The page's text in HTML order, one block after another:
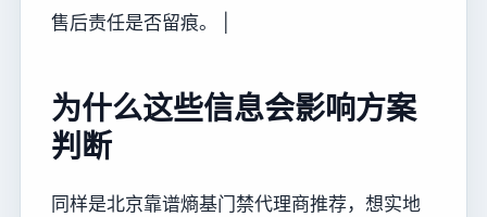
售后责任是否留痕。 |
为什么这些信息会影响方案
判断
同样是北京靠谱熵基门禁代理商推荐，想实地